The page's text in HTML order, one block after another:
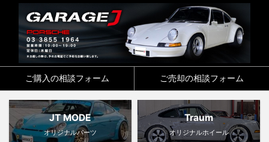
ご購入の相談フォーム ご売却の相談フォーム
JT MODE
オリジナルパーツ
Traum
オリジナルホイール